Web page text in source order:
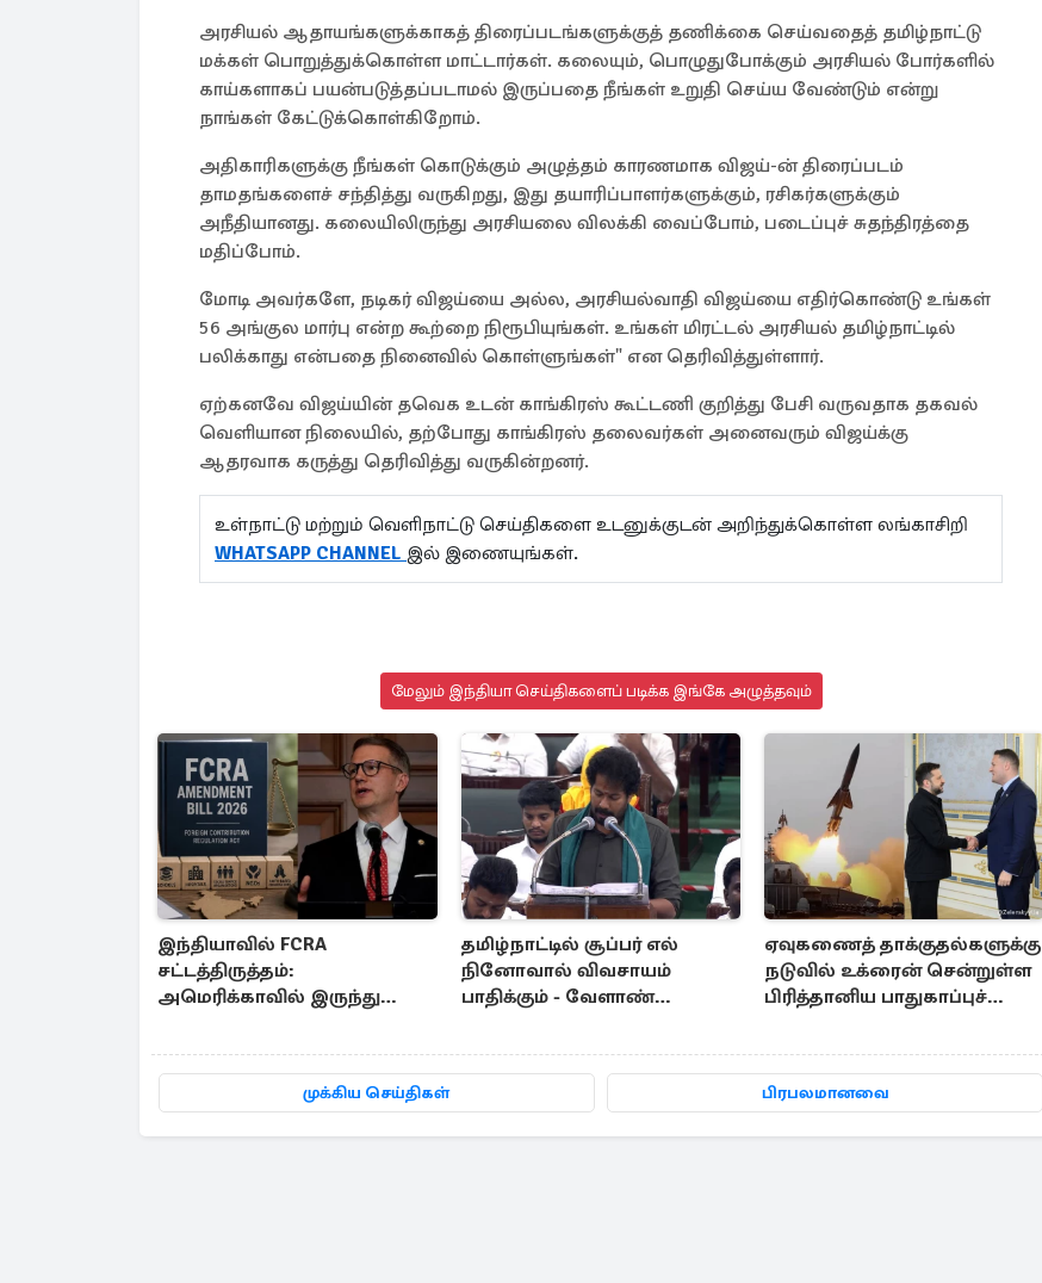
அரசியல் ஆதாயங்களுக்காகத் திரைப்படங்களுக்குத் தணிக்கை செய்வதைத் தமிழ்நாட்டு
மக்கள் பொறுத்துக்கொள்ள மாட்டார்கள். கலையும், பொழுதுபோக்கும் அரசியல் போர்களில்
காய்களாகப் பயன்படுத்தப்படாமல் இருப்பதை நீங்கள் உறுதி செய்ய வேண்டும் என்று
நாங்கள் கேட்டுக்கொள்கிறோம்.
அதிகாரிகளுக்கு நீங்கள் கொடுக்கும் அழுத்தம் காரணமாக விஜய்-ன் திரைப்படம்
தாமதங்களைச் சந்தித்து வருகிறது, இது தயாரிப்பாளர்களுக்கும், ரசிகர்களுக்கும்
அநீதியானது. கலையிலிருந்து அரசியலை விலக்கி வைப்போம், படைப்புச் சுதந்திரத்தை
மதிப்போம்.
மோடி அவர்களே, நடிகர் விஜய்யை அல்ல, அரசியல்வாதி விஜய்யை எதிர்கொண்டு உங்கள்
56 அங்குல மார்பு என்ற கூற்றை நிரூபியுங்கள். உங்கள் மிரட்டல் அரசியல் தமிழ்நாட்டில்
பலிக்காது என்பதை நினைவில் கொள்ளுங்கள்" என தெரிவித்துள்ளார்.
ஏற்கனவே விஜய்யின் தவெக உடன் காங்கிரஸ் கூட்டணி குறித்து பேசி வருவதாக தகவல்
வெளியான நிலையில், தற்போது காங்கிரஸ் தலைவர்கள் அனைவரும் விஜய்க்கு
ஆதரவாக கருத்து தெரிவித்து வருகின்றனர்.
உள்நாட்டு மற்றும் வெளிநாட்டு செய்திகளை உடனுக்குடன் அறிந்துக்கொள்ள லங்காசிறி
WHATSAPP CHANNEL இல் இணையுங்கள்.
மேலும் இந்தியா செய்திகளைப் படிக்க இங்கே அழுத்தவும்
இந்தியாவில் FCRA
சட்டத்திருத்தம்:
அமெரிக்காவில் இருந்து
தமிழ்நாட்டில் சூப்பர் எல்
நினோவால் விவசாயம்
பாதிக்கும் - வேளாண்
ஏவுகணைத் தாக்குதல்களுக்கு
நடுவில் உக்ரைன் சென்றுள்ள
பிரித்தானிய பாதுகாப்புச்
முக்கிய செய்திகள் பிரபலமானவை